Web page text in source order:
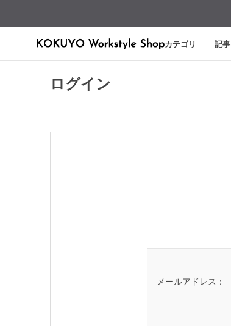
カテゴリ 記事
ログイン
メールアドレス：